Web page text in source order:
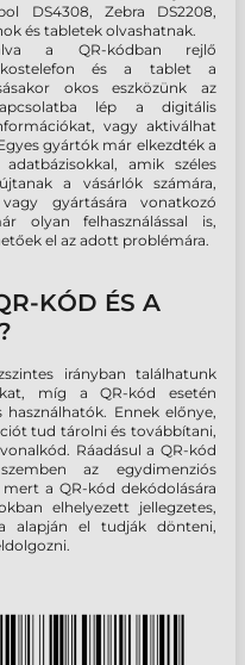
DS4308, Zebra DS2208,
és tabletek olvashatnak.
a QR-kódban rejlő
és a tablet a
okos eszközünk az
lép a digitális
vagy aktiválhat
gyártók már elkezdték a
amik széles
a vásárlók számára,
gyártására vonatkozó
olyan felhasználással is,
el az adott problémára.
KÓD ÉS A
irányban találhatunk
míg a QR-kód esetén
Ennek előnye,
tud tárolni és továbbítani,
Ráadásul a QR-kód
az egydimenziós
a QR-kód dekódolására
elhelyezett jellegzetes,
alapján el tudják dönteni,